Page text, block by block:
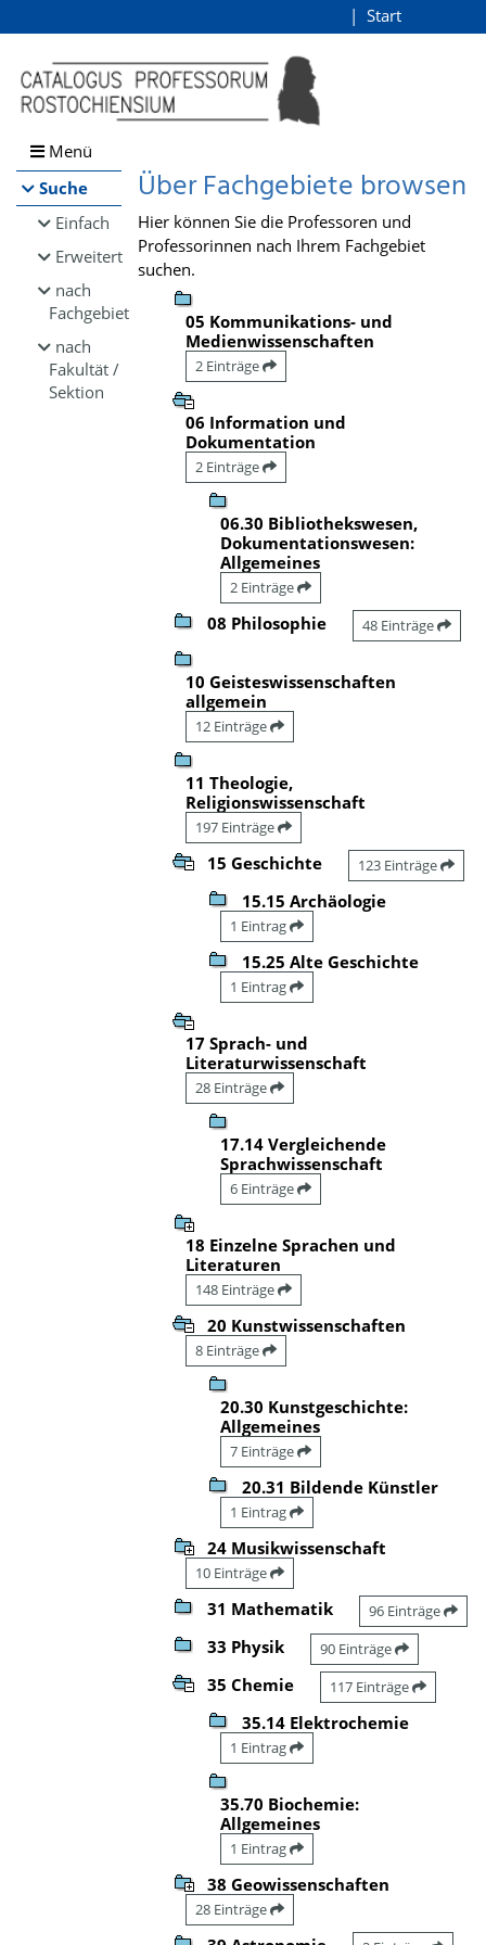
Browsen
direkt zum Inhalt
Start
Menü
Suche
Einfach
Erweitert
nach
Fachgebiet
nach
Fakultät /
Sektion
Über Fachgebiete browsen
Hier können Sie die Professoren und
Professorinnen nach Ihrem Fachgebiet
suchen.
05 Kommunikations- und
Medienwissenschaften
2 Einträge
06 Information und
Dokumentation
2 Einträge
06.30 Bibliothekswesen,
Dokumentationswesen:
Allgemeines
2 Einträge
08 Philosophie 48 Einträge
10 Geisteswissenschaften
allgemein
12 Einträge
11 Theologie,
Religionswissenschaft
197 Einträge
15 Geschichte 123 Einträge
15.15 Archäologie
1 Eintrag
15.25 Alte Geschichte
1 Eintrag
17 Sprach- und
Literaturwissenschaft
28 Einträge
17.14 Vergleichende
Sprachwissenschaft
6 Einträge
18 Einzelne Sprachen und
Literaturen
148 Einträge
20 Kunstwissenschaften
8 Einträge
20.30 Kunstgeschichte:
Allgemeines
7 Einträge
20.31 Bildende Künstler
1 Eintrag
24 Musikwissenschaft
10 Einträge
31 Mathematik 96 Einträge
33 Physik 90 Einträge
35 Chemie 117 Einträge
35.14 Elektrochemie
1 Eintrag
35.70 Biochemie:
Allgemeines
1 Eintrag
38 Geowissenschaften
28 Einträge